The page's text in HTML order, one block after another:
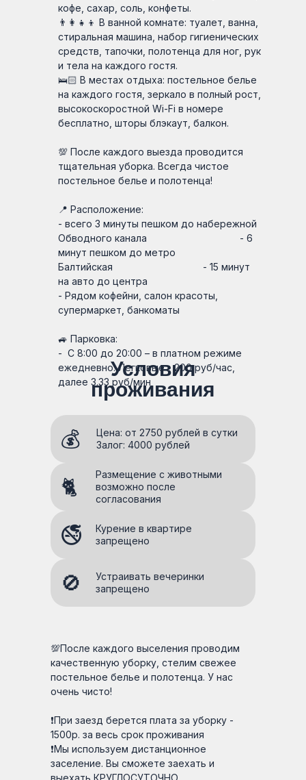
Условия
проживания
💯После каждого выселения проводим
качественную уборку, стелим свежее
постельное белье и полотенца. У нас
очень чисто!
❗При заезд берется плата за уборку -
1500р. за весь срок проживания
❗Мы используем дистанционное
заселение. Вы сможете заехать и
выехать КРУГЛОСУТОЧНО.
💰
Цена: от 2750 рублей в сутки
Залог: 4000 рублей
🐈
Размещение с животными
возможно после
согласования
🚭
Курение в квартире
запрещено
🚫
Устраивать вечеринки
запрещено
кофе, сахар, соль, конфеты.
👨‍👩‍👧‍👦 В ванной комнате: туалет, ванна,
стиральная машина, набор гигиенических
средств, тапочки, полотенца для ног, рук
и тела на каждого гостя.
🛌🏻 В местах отдыха: постельное белье
на каждого гостя, зеркало в полный рост,
высокоскоростной Wi-Fi в номере
бесплатно, шторы блэкаут, балкон.
💯 После каждого выезда проводится
тщательная уборка. Всегда чистое
постельное белье и полотенца!
📍 Расположение:
- всего 3 минуты пешком до набережной
Обводного канала - 6
минут пешком до метро
Балтийская - 15 минут
на авто до центра
- Рядом кофейни, салон красоты,
супермаркет, банкоматы
🚙 Парковка:
- С 8:00 до 20:00 – в платном режиме
ежедневно. Легковые - 200 руб/час,
далее 3.33 руб/мин